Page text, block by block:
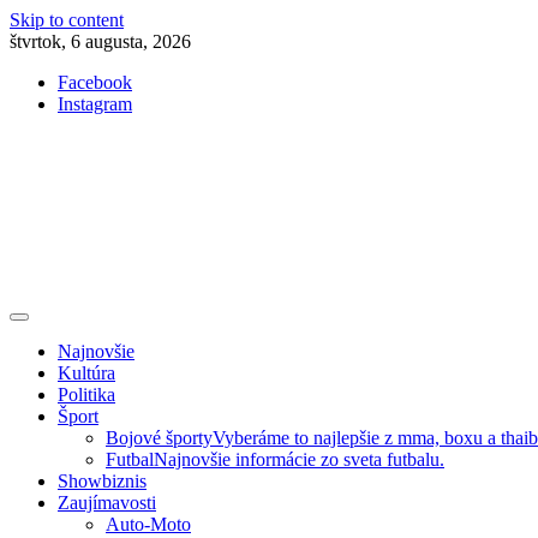
Skip to content
štvrtok, 6 augusta, 2026
Facebook
Instagram
Najnovšie
Kultúra
Politika
Šport
Bojové športyVyberáme to najlepšie z mma, boxu a
FutbalNajnovšie informácie zo sveta futbalu.
Showbiznis
Zaujímavosti
Auto-Moto